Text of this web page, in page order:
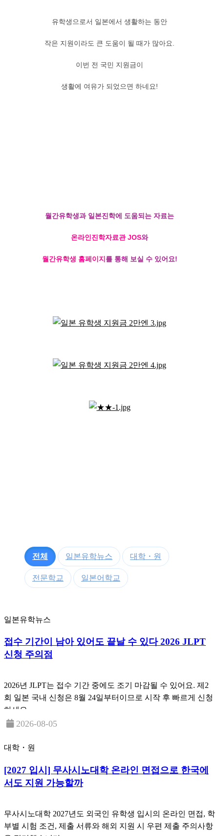
유학생으로서 일본에서 생활하는 동안
작은 지원이라도 큰 도움이 될 때가 많아요.
이번 전 국민 지원금이
생활에 여유가 되었으면 하네요!
월간유학생과 일본진학에 도움되는 자료는
온라인진학자료관 JOS와
월간유학생 홈페이지 를 통해 보실 수 있어요!
전체 일본유학뉴스 대학・원
전문학교 일본어학교
일본유학뉴스
접수 기간이 남아 있어도 끝날 수 있다 2026 JLPT
신청 주의점
2026년 JLPT는 접수 기간 중에도 조기 마감될 수 있어요. 제2
회 일본 국내 신청은 8월 24일부터이므로 시작 후 빠르게 신청
하세요.
2026-08-05
대학・원
[2027 입시] 무사시노대학 온라인 면접으로 한국에
서도 지원 가능할까
무사시노대학 2027년도 외국인 유학생 입시의 온라인 면접, 학
부별 시험 조건, 제출 서류와 해외 지원 시 우편 제출 주의사항